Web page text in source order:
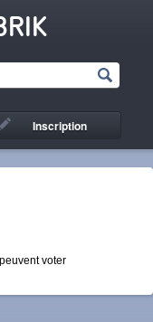
Inscription
voter